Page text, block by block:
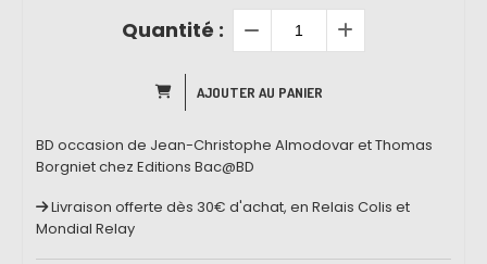
Quantité :
AJOUTER AU PANIER
BD occasion de Jean-Christophe Almodovar et Thomas
Borgniet chez Editions Bac@BD
Livraison offerte dès 30€ d'achat, en Relais Colis et
Mondial Relay